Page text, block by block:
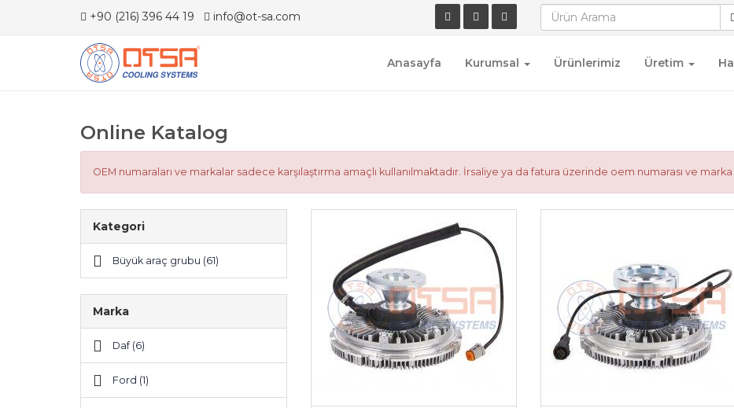
+90 (216) 396 44 19 info@ot-sa.com
Anasayfa Kurumsal Ürünlerimiz Üretim
Online Katalog
OEM numaraları ve markalar sadece karşılaştırma amaçlı kullanılmaktadır. İrsaliye ya da fatura üzerinde oem numarası ve
Kategori
Büyük araç grubu (61)
Marka
Daf (6)
Ford (1)